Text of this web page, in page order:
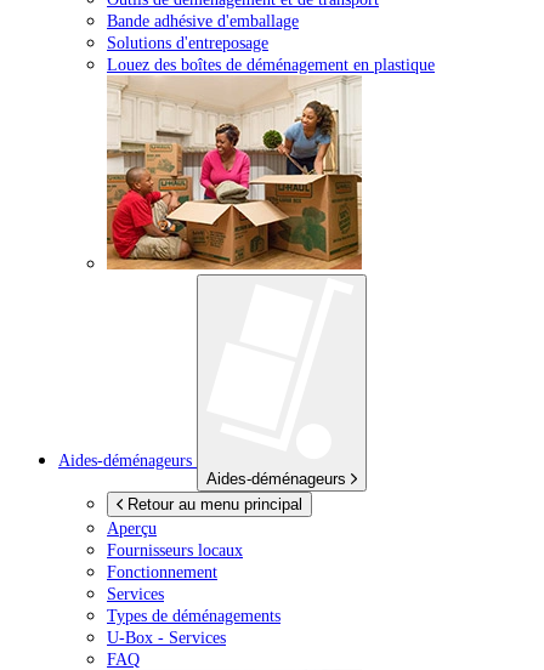
Bande adhésive d'emballage
Solutions d'entreposage
Louez des boîtes de déménagement en plastique
Aides-déménageurs
Aides-déménageurs
Retour au menu principal
Aperçu
Fournisseurs locaux
Fonctionnement
Services
Types de déménagements
U-Box - Services
FAQ